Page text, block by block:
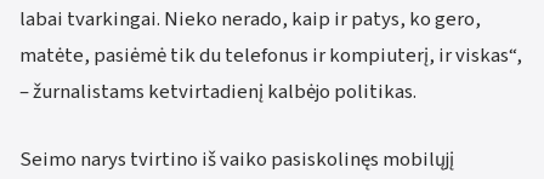
labai tvarkingai. Nieko nerado, kaip ir patys, ko gero,
matėte, pasiėmė tik du telefonus ir kompiuterį, ir viskas“,
– žurnalistams ketvirtadienį kalbėjo politikas.
Seimo narys tvirtino iš vaiko pasiskolinęs mobilųjį